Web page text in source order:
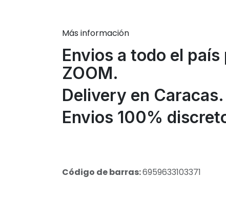
Más información
Envios a todo el país
ZOOM.
Delivery en Caracas.
Envios 100%
Código de barras:6959633103371